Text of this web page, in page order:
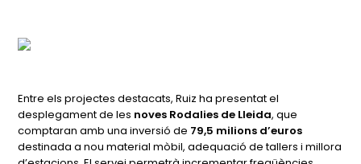
Entre els projectes destacats, Ruiz ha presentat el
desplegament de les noves Rodalies de Lleida, que
comptaran amb una inversió de 79,5 milions d’euros
destinada a nou material mòbil, adequació de tallers i millora